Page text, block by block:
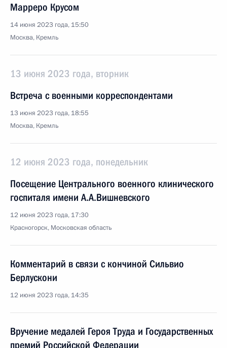
Марреро Крусом
14 июня 2023 года, 15:50
Москва, Кремль
13 июня 2023 года, вторник
Встреча с военными корреспондентами
13 июня 2023 года, 18:55
Москва, Кремль
12 июня 2023 года, понедельник
Посещение Центрального военного клинического
госпиталя имени А.А.Вишневского
12 июня 2023 года, 17:30
Красногорск, Московская область
Комментарий в связи с кончиной Сильвио
Берлускони
12 июня 2023 года, 14:35
Вручение медалей Героя Труда и Государственных
премий Российской Федерации